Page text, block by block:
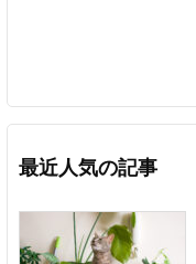
最近人気の記事